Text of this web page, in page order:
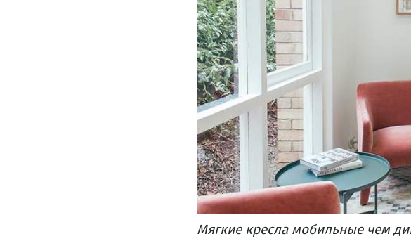
Мягкие кресла мобильные чем